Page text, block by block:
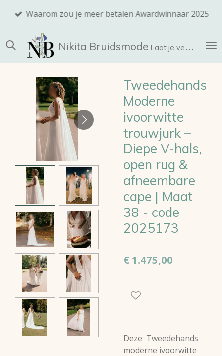
de
hoofdinhoud
Nikita Bruidsmode Laat je verrassen!
Waarom zou je meer betalen Awardwinnaar 2025
Tweedehands
Moderne
ivoorwitte
trouwjurk –
Diepe V-hals,
open rug &
afneembare
cape | Maat
38 - code
2025173
€ 1.475,00
Deze Tweedehands
moderne ivoorwitte